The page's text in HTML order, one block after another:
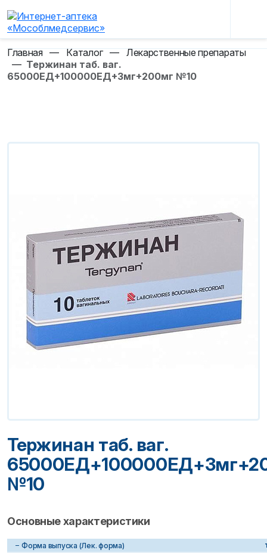
Главная — Каталог — Лекарственные препараты
— Тержинан таб. ваг.
65000ЕД+100000ЕД+3мг+200мг №10
Тержинан таб. ваг.
№10
Основные характеристики
Форма выпуска (Лек. форма)